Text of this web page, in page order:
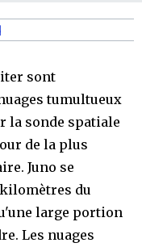
sont
tumultueux
la sonde spatiale
de la plus
Juno se
du
large portion
Les nuages